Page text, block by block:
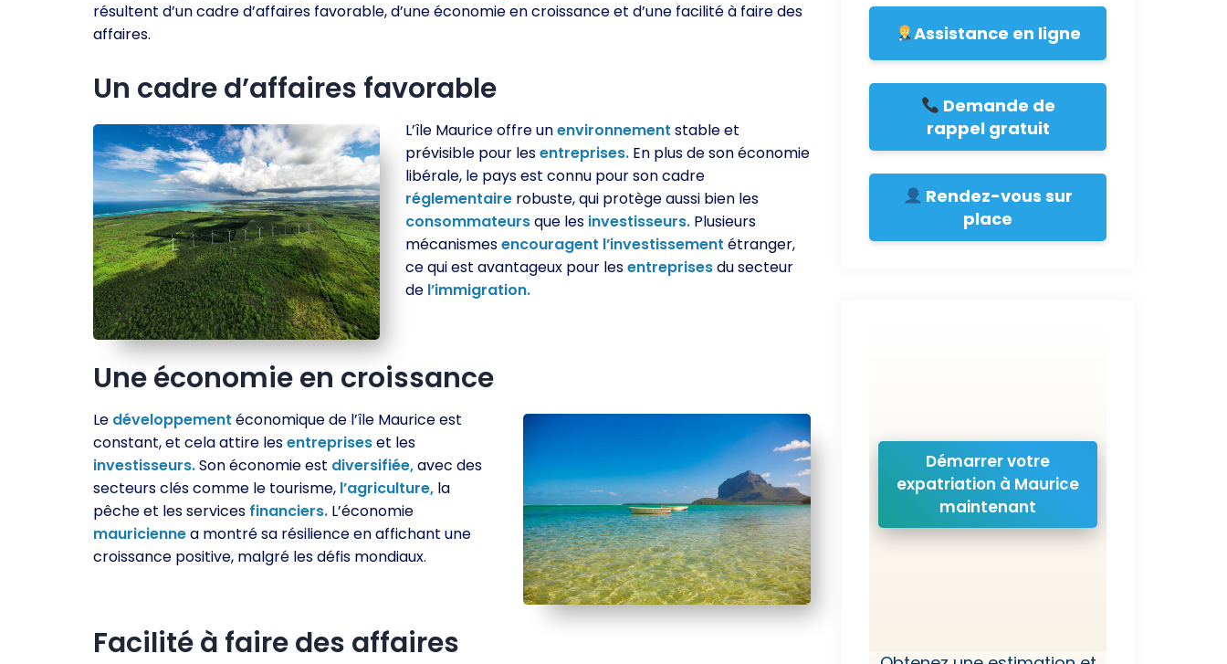
résultent d’un cadre d’affaires favorable, d’une économie en croissance et d’une facilité à faire des
affaires.
Un cadre d’affaires favorable
L’île Maurice offre unenvironnement stable et
prévisible pour lesentreprises. En plus de son économie
libérale, le pays est connu pour son cadre
réglementaire robuste, qui protège aussi bien les
consommateursque les investisseurs. Plusieurs
mécanismesencouragent l’investissement étranger,
ce qui est avantageux pour lesentreprisesdu secteur
de l’immigration.
Une économie en croissance
Le développement économique de l’île Maurice est
constant, et cela attire lesentrepriseset les
investisseurs.Son économie est diversifiée,avec des
secteurs clés comme le tourisme, l’agriculture, la
pêche et les services financiers. L’économie
mauriciennea montré sa résilience en affichant une
croissance positive, malgré les défis mondiaux.
Facilité à faire des affaires
Assistance en ligne
Demande de
rappel gratuit
Rendez-vous sur
place
Démarrer votre
expatriation à Maurice
maintenant